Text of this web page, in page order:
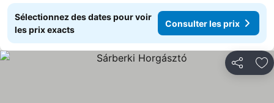
Sélectionnez des dates pour voir
les prix exacts
Consulter les prix
Partager